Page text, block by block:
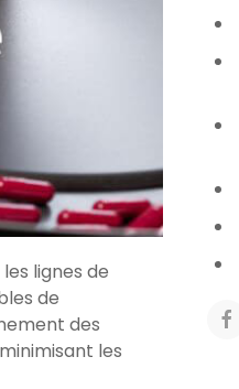
lignes de
de
des
les